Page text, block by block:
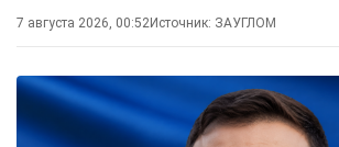
7 августа 2026, 00:52Источник: ЗАУГЛОМ